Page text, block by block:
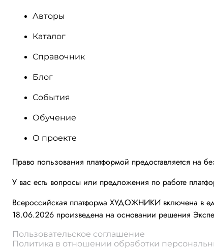
Авторы
Каталог
Справочник
Блог
События
Обучение
О проекте
Право пользования платформой предоставляется на
У вас есть вопросы или предложения по работе
Всероссийская платформа ХУДОЖНИКИ включена в
18.06.2026 произведена на основании решения
Пользовательское соглашение
Политика в отношении обработки